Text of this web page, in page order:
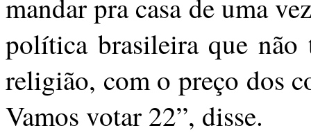
mandar pra casa de uma
política brasileira que não
religião, com o preço dos
Vamos votar 22”, disse.